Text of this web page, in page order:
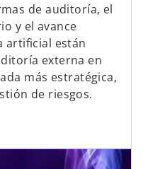
de auditoría, el
y el avance
artificial están
externa en
más estratégica,
de riesgos.